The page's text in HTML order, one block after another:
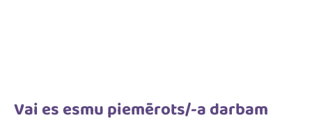
Vai es esmu piemērots/-a darbam